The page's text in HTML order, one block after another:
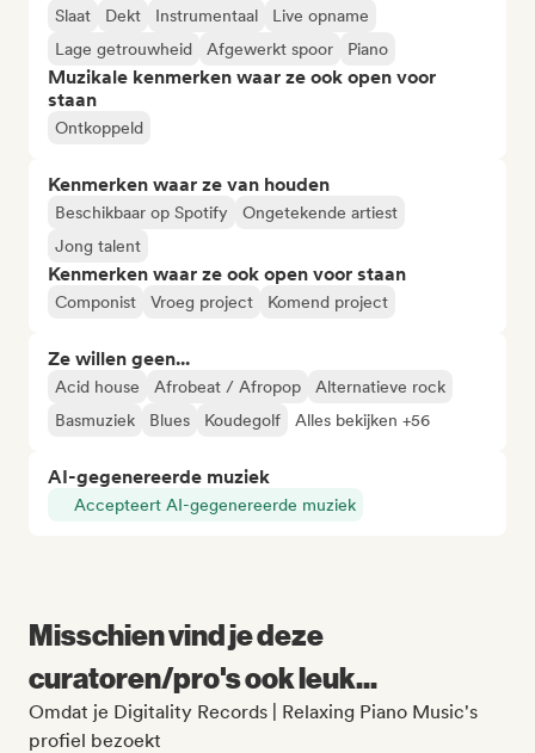
Slaat Dekt Instrumentaal
Live opname
Lage getrouwheid
Afgewerkt spoor Piano
Muzikale kenmerken waar ze ook open voor
staan
Ontkoppeld
Kenmerken waar ze van houden
Beschikbaar op Spotify
Ongetekende artiest
Jong talent
Kenmerken waar ze ook open voor staan
Componist Vroeg project Komend project
Ze willen geen...
Acid house Afrobeat / Afropop
Alternatieve rock
Basmuziek
Blues Koudegolf Alles bekijken +56
AI-gegenereerde muziek
Accepteert AI-gegenereerde muziek
Misschien vind je deze
curatoren/pro's ook leuk...
Omdat je Digitality Records | Relaxing Piano Music's
profiel bezoekt